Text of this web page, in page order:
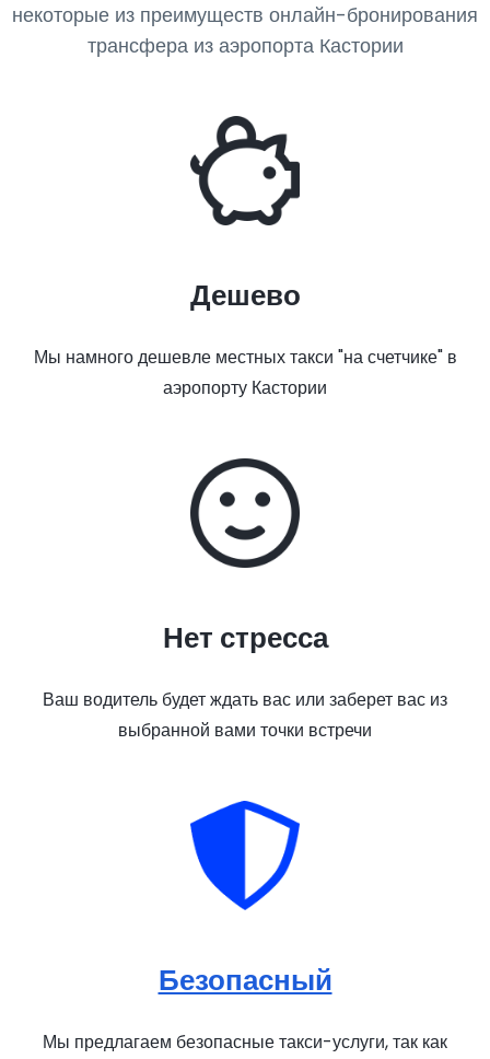
некоторые из преимуществ онлайн-бронирования
трансфера из аэропорта Кастории
Дешево
Мы намного дешевле местных такси "на счетчике" в
аэропорту Кастории
Нет стресса
Ваш водитель будет ждать вас или заберет вас из
выбранной вами точки встречи
Безопасный
Мы предлагаем безопасные такси-услуги, так как